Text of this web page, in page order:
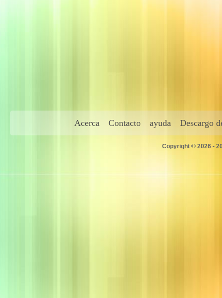
Acerca Contacto ayuda Descargo
Copyright © 2026 -